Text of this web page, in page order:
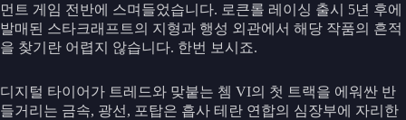
먼트 게임 전반에 스며들었습니다. 로큰롤 레이싱 출시 5년 후에
발매된 스타크래프트의 지형과 행성 외관에서 해당 작품의 흔적
을 찾기란 어렵지 않습니다. 한번 보시죠.
디지털 타이어가 트레드와 맞붙는 쳄 VI의 첫 트랙을 에워싼 반
들거리는 금속, 광선, 포탑은 흡사 테란 연합의 심장부에 자리한